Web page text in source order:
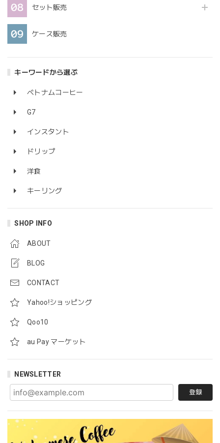
セット販売
ケース販売
キーワードから選ぶ
ベトナムコーヒー
G7
インスタント
ドリップ
洋食
キーリング
SHOP INFO
ABOUT
BLOG
CONTACT
Yahoo!ショッピング
Qoo10
au Pay マーケット
NEWSLETTER
登録